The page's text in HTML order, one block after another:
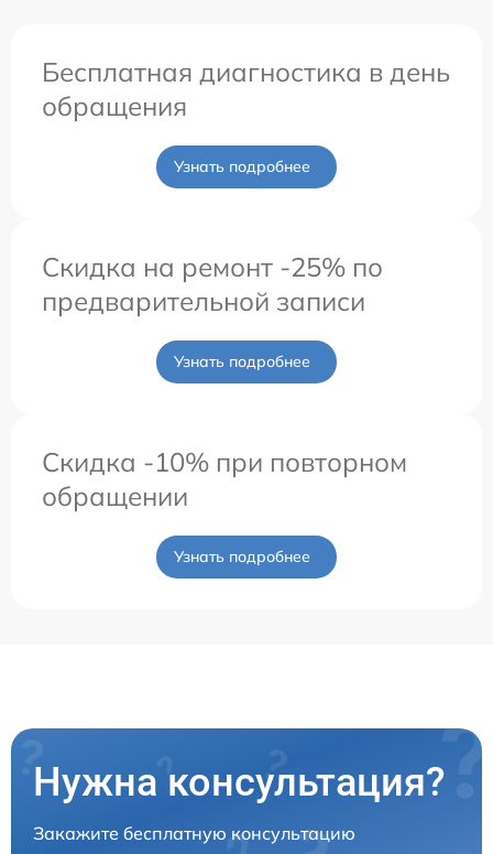
Бесплатная диагностика в день
обращения
Узнать подробнее
Скидка на ремонт -25% по
предварительной записи
Узнать подробнее
Скидка -10% при повторном
обращении
Узнать подробнее
Нужна консультация?
Закажите бесплатную консультацию